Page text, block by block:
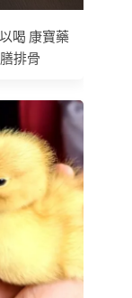
喝 康寶藥
排骨